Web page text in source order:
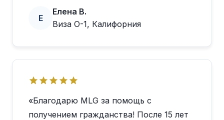
Е
Елена В.
Виза O-1, Калифорния
«Благодарю MLG за помощь с
получением гражданства! После 15 лет